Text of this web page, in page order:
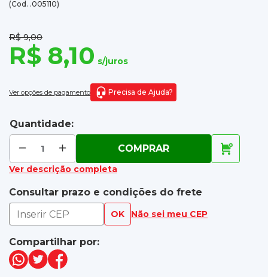
(Cod. .005110)
R$ 9,00
R$ 8,10 s/juros
Ver opções de pagamento Precisa de Ajuda?
Quantidade:
COMPRAR
Ver descrição completa
Consultar prazo e condições do frete
OK Não sei meu CEP
Compartilhar por: